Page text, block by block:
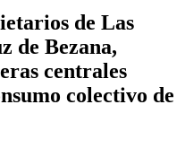
de Las
de Bezana,
centrales
colectivo de